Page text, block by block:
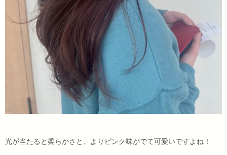
光が当たると柔らかさと、よりピンク味がでて可愛いですよね！